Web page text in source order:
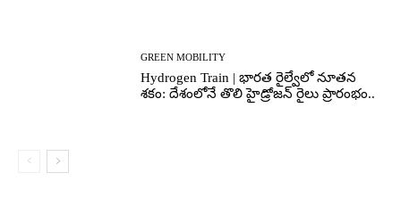
GREEN MOBILITY
Hydrogen Train | భారత రైల్వేలో నూతన
శకం: దేశంలోనే తొలి హైడ్రోజన్ రైలు ప్రారంభం..